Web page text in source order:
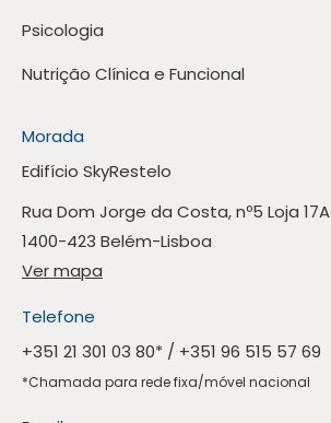
Psicologia
Nutrição Clínica e Funcional
Morada
Edifício SkyRestelo
Rua Dom Jorge da Costa, nº5 Loja 17A
1400-423 Belém-Lisboa
Ver mapa
Telefone
+351 21 301 03 80* / +351 96 515 57 69
*Chamada para rede fixa/móvel nacional